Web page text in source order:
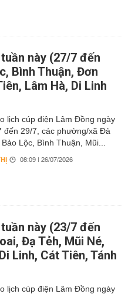
này (27/7 đến
Bình Thuận, Đơn
Lâm Hà, Di Linh
lịch cúp điện Lâm Đồng ngày
đến 29/7, các phường/xã Đà
Lộc, Bình Thuận, Mũi...
08:09 | 26/07/2026
này (23/7 đến
Đạ Tẻh, Mũi Né,
Linh, Cát Tiên, Tánh
lịch cúp điện Lâm Đồng ngày